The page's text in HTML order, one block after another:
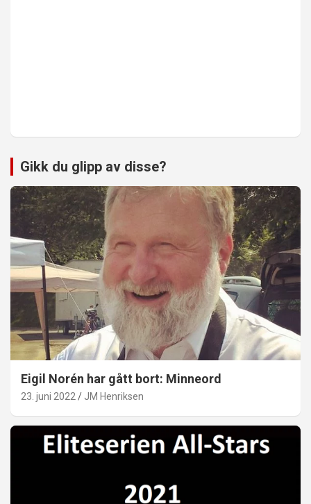
Gikk du glipp av disse?
Eigil Norén har gått bort: Minneord
23. juni 2022 JM Henriksen